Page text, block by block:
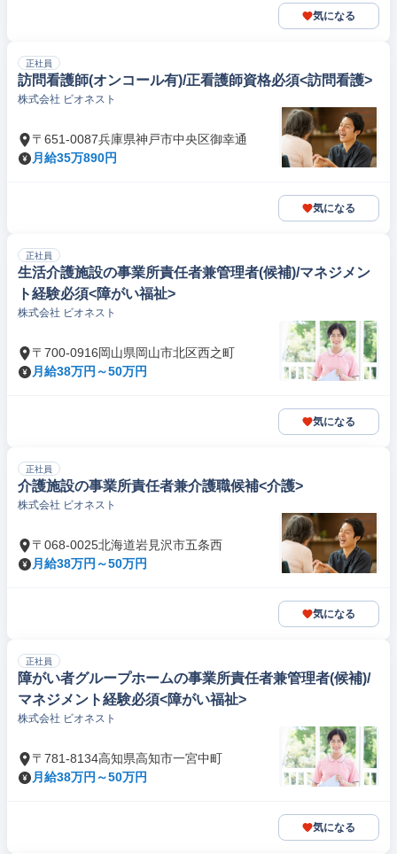
気になる
正社員
訪問看護師(オンコール有)/正看護師資格必須<訪問看護>
株式会社 ビオネスト
〒651-0087兵庫県神戸市中央区御幸通
月給35万890円
気になる
正社員
生活介護施設の事業所責任者兼管理者(候補)/マネジメン
ト経験必須<障がい福祉>
株式会社 ビオネスト
〒700-0916岡山県岡山市北区西之町
月給38万円～50万円
気になる
正社員
介護施設の事業所責任者兼介護職候補<介護>
株式会社 ビオネスト
〒068-0025北海道岩見沢市五条西
月給38万円～50万円
気になる
正社員
障がい者グループホームの事業所責任者兼管理者(候補)/
マネジメント経験必須<障がい福祉>
株式会社 ビオネスト
〒781-8134高知県高知市一宮中町
月給38万円～50万円
気になる